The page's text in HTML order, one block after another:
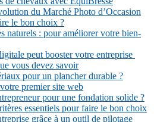
du Marché Photo d’Occasion
le bon choix ?
naturels : pour améliorer votre bien-
peut booster votre entreprise
vous devez savoir
pour un plancher durable ?
premier site web
pour une fondation solide ?
essentiels pour faire le bon choix
grâce à un outil de pilotage